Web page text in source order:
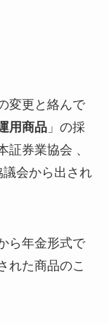
変更と絡んで
用商品」の採
証券業協会 、
会から出され
ら年金形式で
れた商品のこ